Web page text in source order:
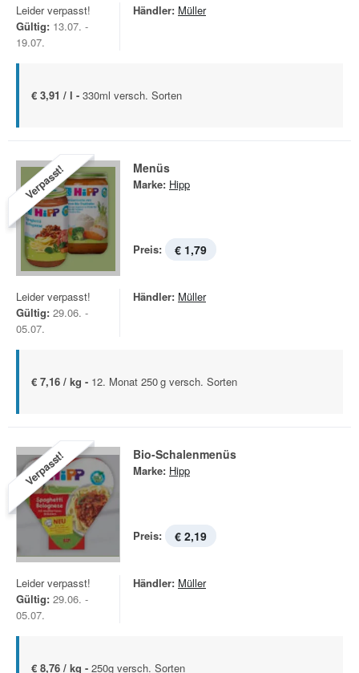
Leider verpasst!
Gültig: 13.07. -
19.07.
Händler: Müller
€ 3,91 / l - 330ml versch. Sorten
Verpasst! Menüs
Marke: Hipp
Preis: € 1,79
Leider verpasst!
Gültig: 29.06. -
05.07.
Händler: Müller
€ 7,16 / kg - 12. Monat 250 g versch. Sorten
Verpasst! Bio-Schalenmenüs
Marke: Hipp
Preis: € 2,19
Leider verpasst!
Gültig: 29.06. -
05.07.
Händler: Müller
€ 8,76 / kg - 250g versch. Sorten